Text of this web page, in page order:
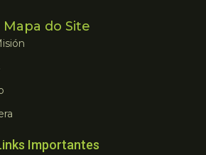
Mapa do Site
Importantes